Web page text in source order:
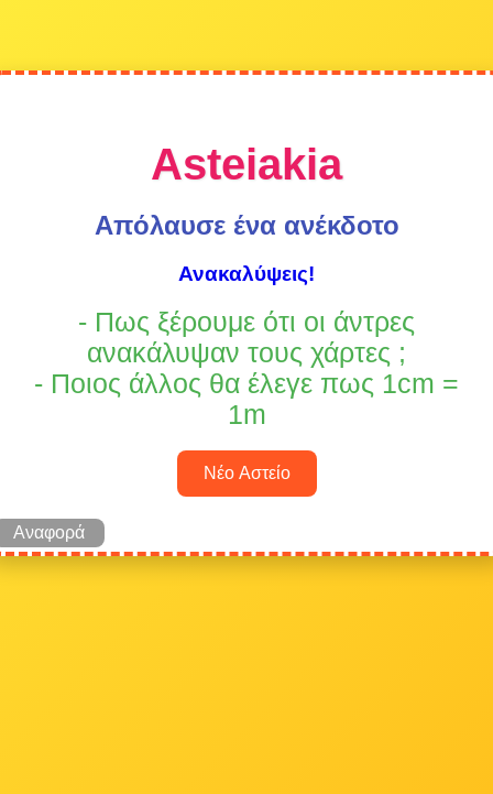
Asteiakia
Απόλαυσε ένα ανέκδοτο
Ανακαλύψεις!
- Πως ξέρουμε ότι οι άντρες
ανακάλυψαν τους χάρτες ;
- Ποιος άλλος θα έλεγε πως 1cm =
1m
Νέο Αστείο
Αναφορά